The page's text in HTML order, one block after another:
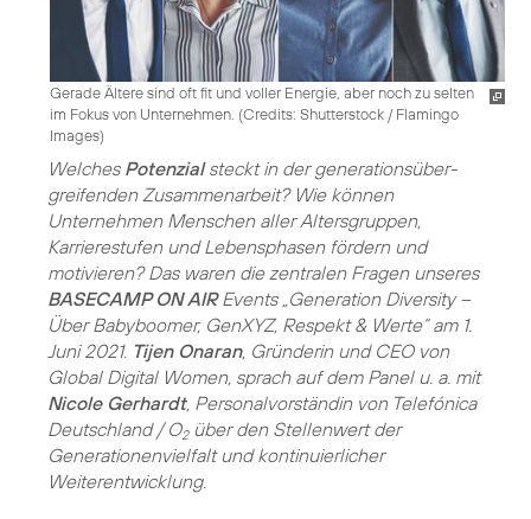
Gerade Ältere sind oft fit und voller Energie, aber noch zu selten
im Fokus von Unternehmen. (Credits: Shutterstock / Flamingo
Images)
Welches Potenzialsteckt in der generations­über­
greifenden Zusammenarbeit? Wie können
Unternehmen Menschen aller Altersgruppen,
Karrierestufen und Lebensphasen fördern und
motivieren? Das waren die zentralen Fragen unseres
BASECAMP ON AIREvents „Generation Diversity –
Über Babyboomer, GenXYZ, Respekt & Werte“ am 1.
Juni 2021. Tijen Onaran, Gründerin und CEO von
Global Digital Women, sprach auf dem Panel u. a. mit
Nicole Gerhardt, Personalvorständin von Telefónica
Deutschland / O2über den Stellenwert der
Generationenvielfalt und kontinuierlicher
Weiterentwicklung.